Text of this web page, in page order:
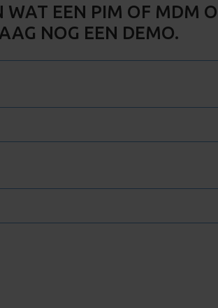
EEN PIM OF MDM
NOG EEN DEMO.